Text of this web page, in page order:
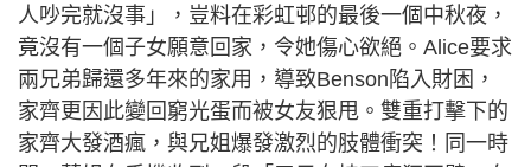
人吵完就沒事」，豈料在彩虹邨的最後一個中秋夜，
竟沒有一個子女願意回家，令她傷心欲絕。Alice要求
兩兄弟歸還多年來的家用，導致Benson陷入財困，
家齊更因此變回窮光蛋而被女友狠甩。雙重打擊下的
家齊大發酒瘋，與兄姐爆發激烈的肢體衝突！同一時